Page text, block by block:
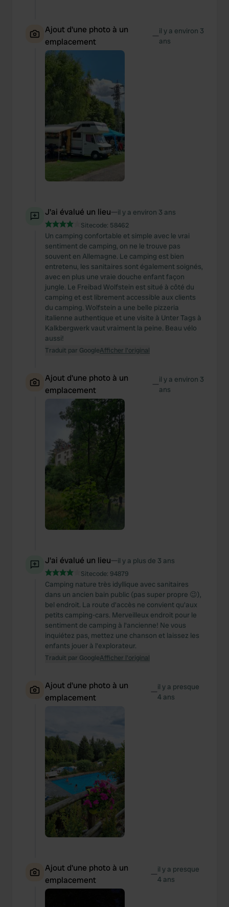
Ajout d'une photo à un
emplacement
—il y a environ 3
ans
J'ai évalué un lieu—il y a environ 3 ans
Sitecode: 58462
Un camping confortable et simple avec le vrai
sentiment de camping, on ne le trouve pas
souvent en Allemagne. Le camping est bien
entretenu, les sanitaires sont également soignés,
avec en plus une vraie douche enfant façon
jungle. Le Freibad Wolfstein est situé à côté du
camping et est librement accessible aux clients
du camping. Wolfstein a une belle pizzeria
italienne authentique et une visite à Unter Tags à
Kalkbergwerk vaut vraiment la peine. Beau vélo
aussi!
Traduit par GoogleAfficher l'original
Ajout d'une photo à un
emplacement
—il y a environ 3
ans
J'ai évalué un lieu—il y a plus de 3 ans
Sitecode: 94879
Camping nature très idyllique avec sanitaires
dans un ancien bain public (pas super propre 😉),
bel endroit. La route d'accès ne convient qu'aux
petits camping-cars. Merveilleux endroit pour le
sentiment de camping à l'ancienne! Ne vous
inquiétez pas, mettez une chanson et laissez les
enfants jouer à l'explorateur.
Traduit par GoogleAfficher l'original
Ajout d'une photo à un
emplacement
—il y a presque
4 ans
Ajout d'une photo à un
emplacement
—il y a presque
4 ans